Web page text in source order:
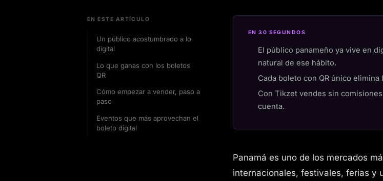
EN ESTE ARTÍCULO
Un público acostumbrado a lo
digital
Lo que ganas con los boletos
QR
Cómo empezar a vender, paso a
paso
Eventos que más aprovechan el
boleto digital
EN 30 SEGUNDOS
El público panameño ya vive en
natural de ese hábito.
Cada boleto con QR único
Con Tikzet vendes sin
cuenta.
Panamá es uno de los mercados
internacionales, festivales, ferias y